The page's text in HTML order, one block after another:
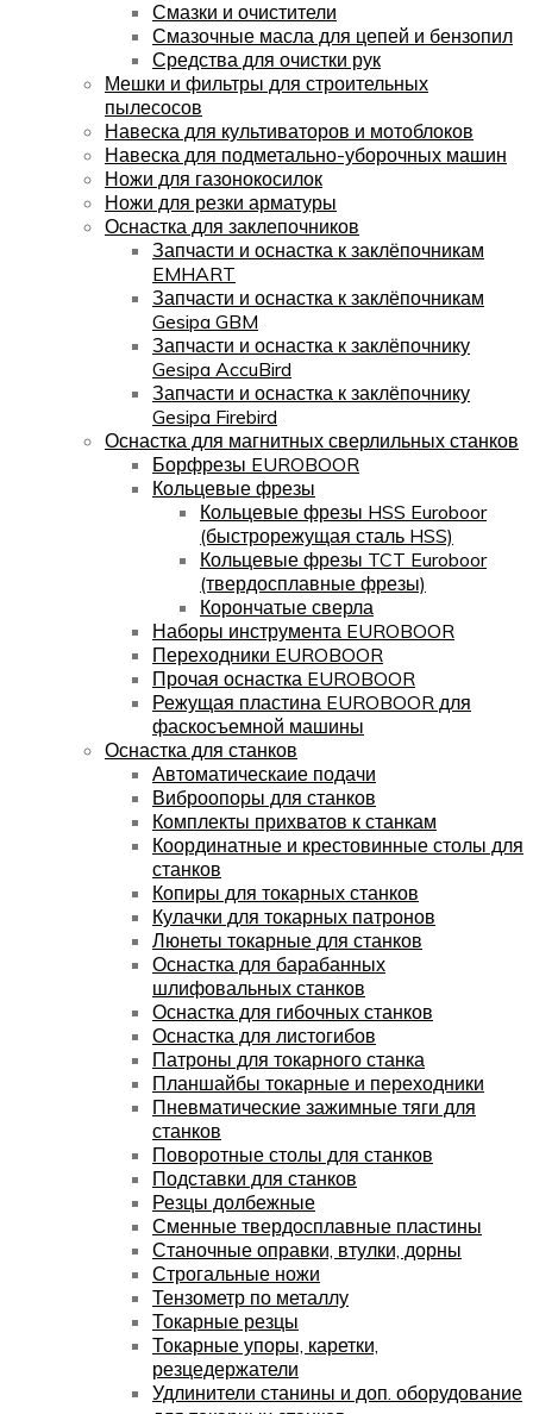
Смазки и очистители
Смазочные масла для цепей и бензопил
Средства для очистки рук
Мешки и фильтры для строительных
пылесосов
Навеска для культиваторов и мотоблоков
Навеска для подметально-уборочных машин
Ножи для газонокосилок
Ножи для резки арматуры
Оснастка для заклепочников
Запчасти и оснастка к заклёпочникам
EMHART
Запчасти и оснастка к заклёпочникам
Gesipa GBM
Запчасти и оснастка к заклёпочнику
Gesipa AccuBird
Запчасти и оснастка к заклёпочнику
Gesipa Firebird
Оснастка для магнитных сверлильных станков
Борфрезы EUROBOOR
Кольцевые фрезы
Кольцевые фрезы HSS Euroboor
(быстрорежущая сталь HSS)
Кольцевые фрезы TCT Euroboor
(твердосплавные фрезы)
Корончатые сверла
Наборы инструмента EUROBOOR
Переходники EUROBOOR
Прочая оснастка EUROBOOR
Режущая пластина EUROBOOR для
фаскосъемной машины
Оснастка для станков
Автоматическаие подачи
Виброопоры для станков
Комплекты прихватов к станкам
Координатные и крестовинные столы для
станков
Копиры для токарных станков
Кулачки для токарных патронов
Люнеты токарные для станков
Оснастка для барабанных
шлифовальных станков
Оснастка для гибочных станков
Оснастка для листогибов
Патроны для токарного станка
Планшайбы токарные и переходники
Пневматические зажимные тяги для
станков
Поворотные столы для станков
Подставки для станков
Резцы долбежные
Сменные твердосплавные пластины
Станочные оправки, втулки, дорны
Строгальные ножи
Тензометр по металлу
Токарные резцы
Токарные упоры, каретки,
резцедержатели
Удлинители станины и доп. оборудование